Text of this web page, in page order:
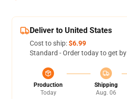
Deliver to United States
Cost to ship:$6.99
Standard - Order today to get by
Production
Today
Shipping
Aug. 06